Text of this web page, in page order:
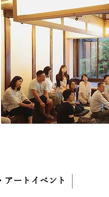
アートイベント